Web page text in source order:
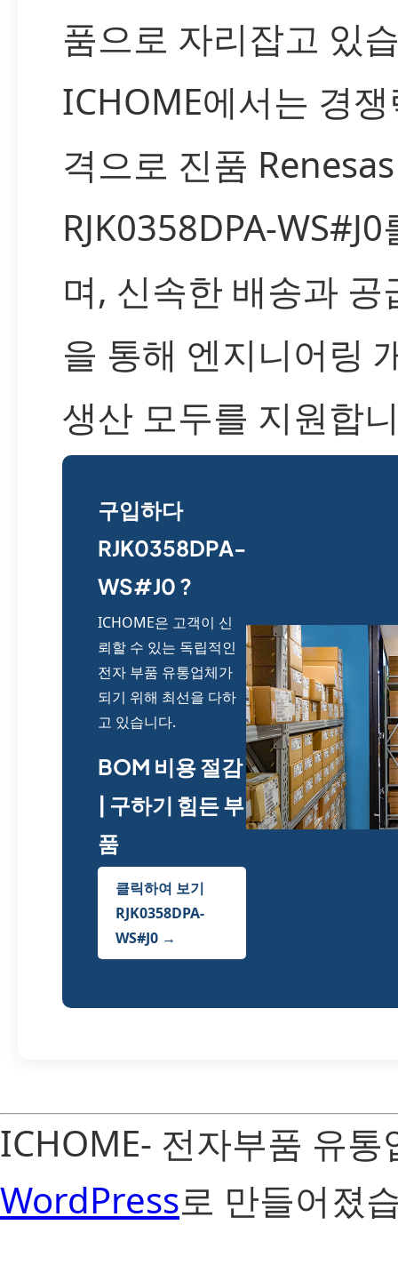
품으로 자리잡고 있
ICHOME에서는 경
격으로 진품 Renesas
RJK0358DPA-
며, 신속한 배송과
을 통해 엔지니어링
생산 모두를 지원합
구입하다
RJK0358DPA-
WS#J0 ?
ICHOME은 고객이 신
뢰할 수 있는 독립적인
전자 부품 유통업체가
되기 위해 최선을 다하
고 있습니다.
BOM 비용 절감
| 구하기 힘든 부
품
클릭하여 보기
RJK0358DPA-
WS#J0 →
ICHOME- 전자부품 유
WordPress로 만들어졌